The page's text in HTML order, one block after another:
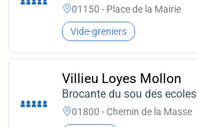
01150 - Place de la Mairie
Vide-greniers
Villieu Loyes Mollon
Brocante du sou des ecoles
01800 - Chemin de la Masse